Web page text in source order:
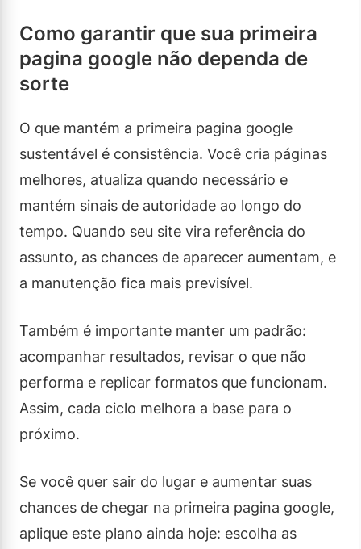
Como garantir que sua primeira
pagina google não dependa de
sorte
O que mantém a primeira pagina google
sustentável é consistência. Você cria páginas
melhores, atualiza quando necessário e
mantém sinais de autoridade ao longo do
tempo. Quando seu site vira referência do
assunto, as chances de aparecer aumentam, e
a manutenção fica mais previsível.
Também é importante manter um padrão:
acompanhar resultados, revisar o que não
performa e replicar formatos que funcionam.
Assim, cada ciclo melhora a base para o
próximo.
Se você quer sair do lugar e aumentar suas
chances de chegar na primeira pagina google,
aplique este plano ainda hoje: escolha as